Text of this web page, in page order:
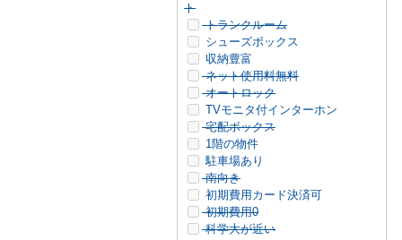
ト
トランクルーム
シューズボックス
収納豊富
ネット使用料無料
オートロック
TVモニタ付インターホン
宅配ボックス
1階の物件
駐車場あり
南向き
初期費用カード決済可
初期費用0
科学大が近い